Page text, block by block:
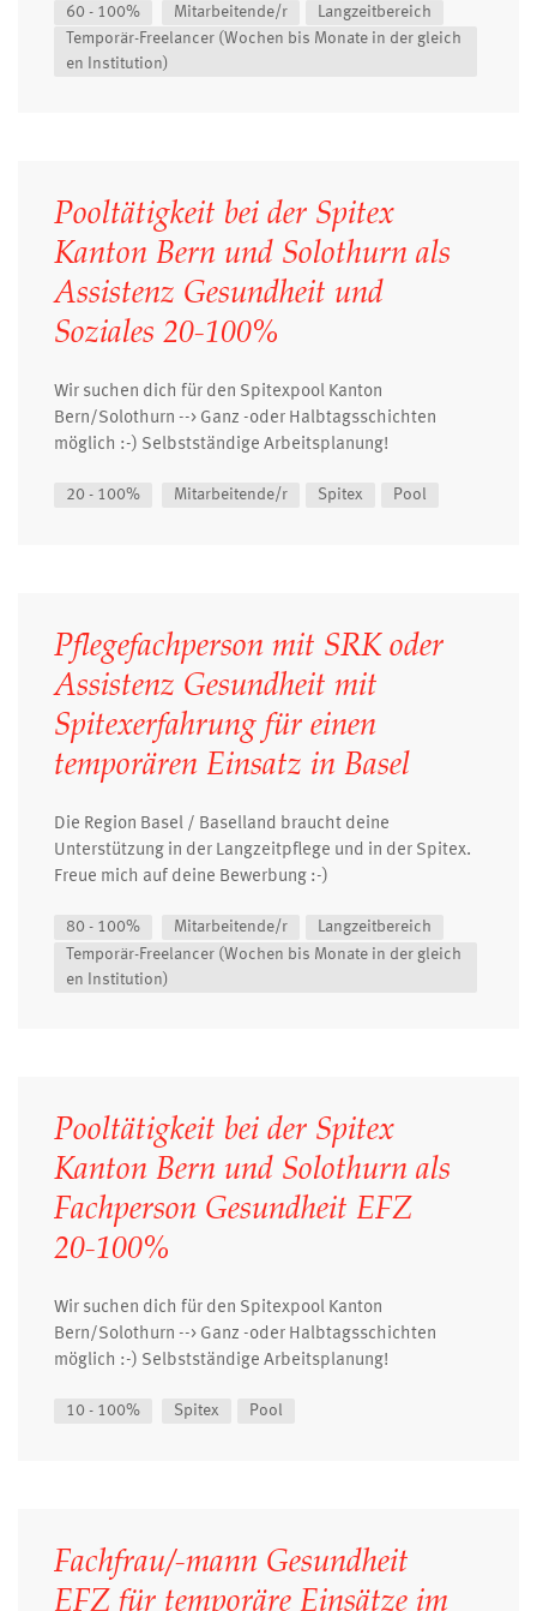
60 - 100% Mitarbeitende/r
Langzeitbereich
Temporär-Freelancer (Wochen bis Monate in der gleich
en Institution)
Pooltätigkeit bei der Spitex
Kanton Bern und Solothurn als
Assistenz Gesundheit und
Soziales 20-100%
Wir suchen dich für den Spitexpool Kanton
Bern/Solothurn --> Ganz -oder Halbtagsschichten
möglich :-) Selbstständige Arbeitsplanung!
20 - 100% Mitarbeitende/r Spitex Pool
Pflegefachperson mit SRK oder
Assistenz Gesundheit mit
Spitexerfahrung für einen
temporären Einsatz in Basel
Die Region Basel / Baselland braucht deine
Unterstützung in der Langzeitpflege und in der Spitex.
Freue mich auf deine Bewerbung :-)
80 - 100% Mitarbeitende/r
Langzeitbereich
Temporär-Freelancer (Wochen bis Monate in der gleich
en Institution)
Pooltätigkeit bei der Spitex
Kanton Bern und Solothurn als
Fachperson Gesundheit EFZ
20-100%
Wir suchen dich für den Spitexpool Kanton
Bern/Solothurn --> Ganz -oder Halbtagsschichten
möglich :-) Selbstständige Arbeitsplanung!
10 - 100% Spitex Pool
Fachfrau/-mann Gesundheit
EFZ für temporäre Einsätze im